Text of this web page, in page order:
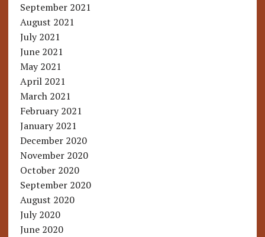
September 2021
August 2021
July 2021
June 2021
May 2021
April 2021
March 2021
February 2021
January 2021
December 2020
November 2020
October 2020
September 2020
August 2020
July 2020
June 2020